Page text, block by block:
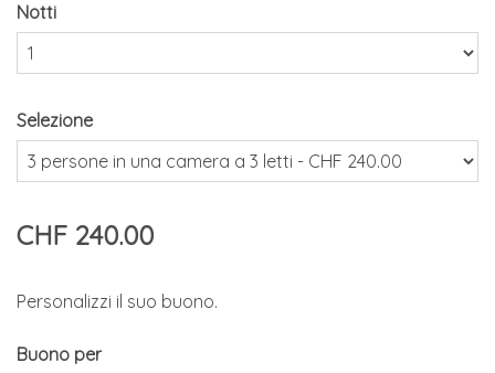
Notti
Selezione
CHF 240.00
Personalizzi il suo buono.
Buono per